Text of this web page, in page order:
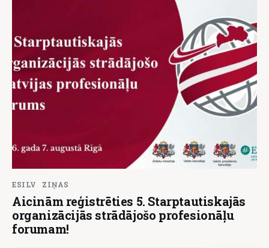
ESILV ZIŅAS
Aicinām reģistrēties 5. Starptautiskajās
organizācijās strādājošo profesionāļu
forumam!